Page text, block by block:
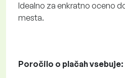
Idealno za enkratno oceno
mesta.
Poročilo o plačah vsebuje: